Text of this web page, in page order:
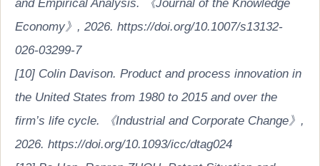
and Empirical Analysis. 《Journal of the Knowledge
Economy》, 2026. https://doi.org/10.1007/s13132-
026-03299-7
[10] Colin Davison. Product and process innovation in
the United States from 1980 to 2015 and over the
firm’s life cycle. 《Industrial and Corporate Change》,
2026. https://doi.org/10.1093/icc/dtag024